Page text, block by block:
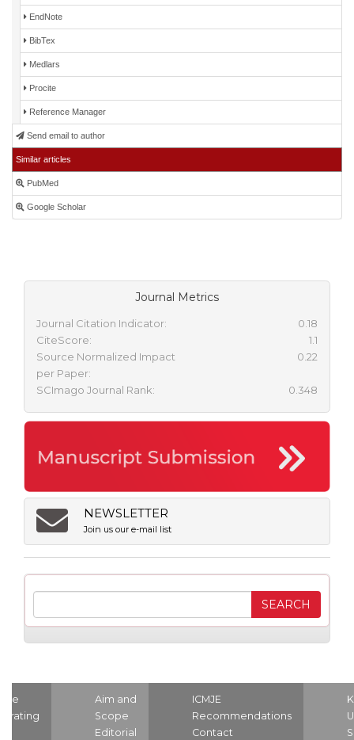
EndNote
BibTex
Medlars
Procite
Reference Manager
Send email to author
Similar articles
PubMed
Google Scholar
Journal Metrics
Journal Citation Indicator:
0.18
CiteScore:
1.1
Source Normalized Impact
per Paper:
0.22
SCImago Journal Rank: 0.348
NEWSLETTER
Join us our e-mail list
Aim and
Scope
Editorial
ICMJE
Recommendations
Contact